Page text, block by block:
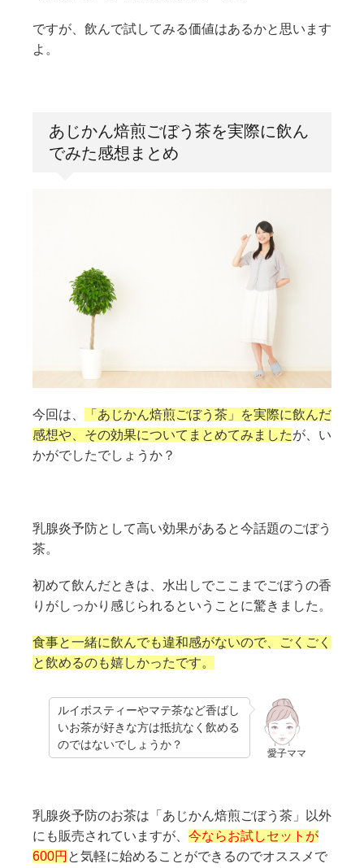
ですが、飲んで試してみる価値はあるかと思います
よ。
あじかん焙煎ごぼう茶を実際に飲ん
でみた感想まとめ
今回は、
「あじかん焙煎ごぼう茶」を実際に飲んだ
感想や、その効果についてまとめてみましたが、い
かがでしたでしょうか？
乳腺炎予防として高い効果があると今話題のごぼう
茶。
初めて飲んだときは、水出しでここまでごぼうの香
りがしっかり感じられるということに驚きました。
食事と一緒に飲んでも違和感がないので、ごくごく
と飲めるのも嬉しかったです。
愛子ママ
ルイボスティーやマテ茶など香ばし
いお茶が好きな方は抵抗なく飲める
のではないでしょうか？
乳腺炎予防のお茶は「あじかん焙煎ごぼう茶」以外
にも販売されていますが、 今ならお試しセットが
600円 と気軽に始めることができるのでオススメで